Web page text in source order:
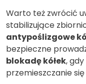
Warto też zwrócić
stabilizujące
antypoślizgowe
bezpieczne
blokadę kółek,
przemieszczanie